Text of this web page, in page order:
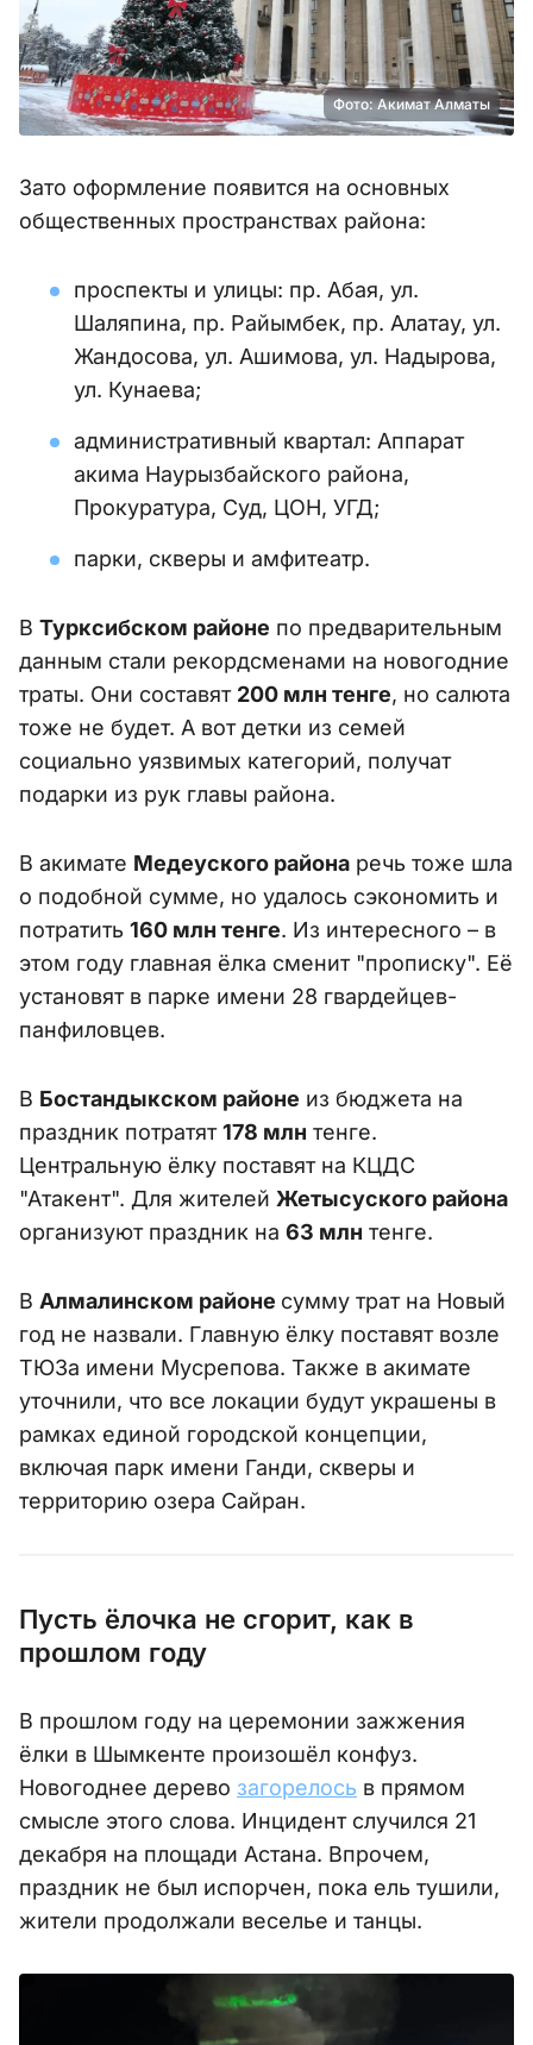
Фото: Акимат Алматы
Зато оформление появится на основных
общественных пространствах района:
проспекты и улицы: пр. Абая, ул.
Шаляпина, пр. Райымбек, пр. Алатау, ул.
Жандосова, ул. Ашимова, ул. Надырова,
ул. Кунаева;
административный квартал: Аппарат
акима Наурызбайского района,
Прокуратура, Суд, ЦОН, УГД;
парки, скверы и амфитеатр.
В Турксибском районе по предварительным
данным стали рекордсменами на новогодние
траты. Они составят 200 млн тенге, но салюта
тоже не будет. А вот детки из семей
социально уязвимых категорий, получат
подарки из рук главы района.
В акимате Медеуского района речь тоже шла
о подобной сумме, но удалось сэкономить и
потратить 160 млн тенге. Из интересного – в
этом году главная ёлка сменит "прописку". Её
установят в парке имени 28 гвардейцев-
панфиловцев.
В Бостандыкском районе из бюджета на
праздник потратят178 млн тенге.
Центральную ёлку поставят на КЦДС
"Атакент". Для жителей Жетысуского района
организуют праздник на 63 млн тенге.
В Алмалинском районе сумму трат на Новый
год не назвали. Главную ёлку поставят возле
ТЮЗа имени Мусрепова. Также в акимате
уточнили, что все локации будут украшены в
рамках единой городской концепции,
включая парк имени Ганди, скверы и
территорию озера Сайран.
Пусть ёлочка не сгорит, как в
прошлом году
В прошлом году на церемонии зажжения
ёлки в Шымкенте произошёл конфуз.
Новогоднее дерево загорелось в прямом
смысле этого слова. Инцидент случился 21
декабря на площади Астана. Впрочем,
праздник не был испорчен, пока ель тушили,
жители продолжали веселье и танцы.